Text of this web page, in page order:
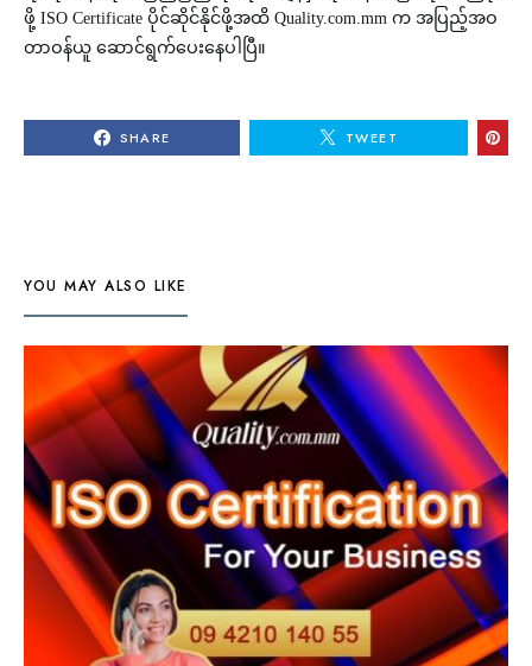
ဖို့ ISO Certificate ပိုင်ဆိုင်နိုင်ဖို့အထိ Quality.com.mm က အပြည့်အဝ
တာဝန်ယူ ဆောင်ရွက်ပေးနေပါပြီ။
SHARE TWEET
YOU MAY ALSO LIKE